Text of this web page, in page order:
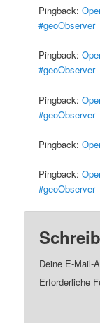
Pingback:
#geoObserver
Pingback:
#geoObserver
Pingback:
#geoObserver
Pingback:
Pingback:
#geoObserver
Deine E-Mail-
Erforderliche